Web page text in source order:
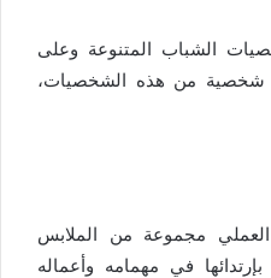
الشباب المتنوعة وعلى
شخصية من هذه الشخصيات،
مجموعة من الملابس
في مهمامه وأعماله